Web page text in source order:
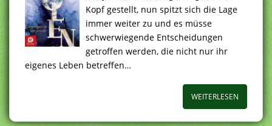
Kopf gestellt, nun spitzt sich die Lage
immer weiter zu und es müsse
schwerwiegende Entscheidungen
getroffen werden, die nicht nur ihr
eigenes Leben betreffen…
WEITERLESEN